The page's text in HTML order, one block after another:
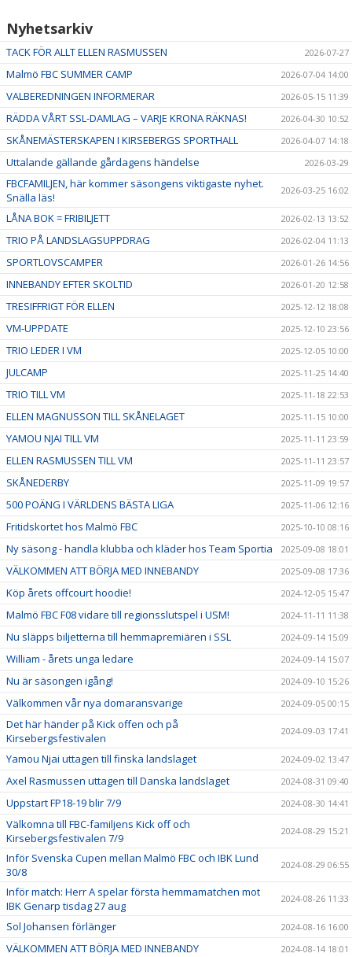
Nyhetsarkiv
TACK FÖR ALLT ELLEN RASMUSSEN 2026-07-27
Malmö FBC SUMMER CAMP 2026-07-04 14:00
VALBEREDNINGEN INFORMERAR 2026-05-15 11:39
RÄDDA VÅRT SSL-DAMLAG – VARJE KRONA RÄKNAS! 2026-04-30 10:52
SKÅNEMÄSTERSKAPEN I KIRSEBERGS SPORTHALL 2026-04-07 14:18
Uttalande gällande gårdagens händelse 2026-03-29
FBCFAMILJEN, här kommer säsongens viktigaste nyhet.
Snälla läs!
2026-03-25 16:02
LÅNA BOK = FRIBILJETT 2026-02-13 13:52
TRIO PÅ LANDSLAGSUPPDRAG 2026-02-04 11:13
SPORTLOVSCAMPER 2026-01-26 14:56
INNEBANDY EFTER SKOLTID 2026-01-20 12:58
TRESIFFRIGT FÖR ELLEN 2025-12-12 18:08
VM-UPPDATE 2025-12-10 23:56
TRIO LEDER I VM 2025-12-05 10:00
JULCAMP 2025-11-25 14:40
TRIO TILL VM 2025-11-18 22:53
ELLEN MAGNUSSON TILL SKÅNELAGET 2025-11-15 10:00
YAMOU NJAI TILL VM 2025-11-11 23:59
ELLEN RASMUSSEN TILL VM 2025-11-11 23:57
SKÅNEDERBY 2025-11-09 19:57
500 POÄNG I VÄRLDENS BÄSTA LIGA 2025-11-06 12:16
Fritidskortet hos Malmö FBC 2025-10-10 08:16
Ny säsong - handla klubba och kläder hos Team Sportia 2025-09-08 18:01
VÄLKOMMEN ATT BÖRJA MED INNEBANDY 2025-09-08 17:36
Köp årets offcourt hoodie! 2024-12-05 15:47
Malmö FBC F08 vidare till regionsslutspel i USM! 2024-11-11 11:38
Nu släpps biljetterna till hemmapremiären i SSL 2024-09-14 15:09
William - årets unga ledare 2024-09-14 15:07
Nu är säsongen igång! 2024-09-10 15:26
Välkommen vår nya domaransvarige 2024-09-05 00:15
Det här händer på Kick offen och på
Kirsebergsfestivalen
2024-09-03 17:41
Yamou Njai uttagen till finska landslaget 2024-09-02 13:47
Axel Rasmussen uttagen till Danska landslaget 2024-08-31 09:40
Uppstart FP18-19 blir 7/9 2024-08-30 14:41
Välkomna till FBC-familjens Kick off och
Kirsebergsfestivalen 7/9
2024-08-29 15:21
Inför Svenska Cupen mellan Malmö FBC och IBK Lund
30/8
2024-08-29 06:55
Inför match: Herr A spelar första hemmamatchen mot
IBK Genarp tisdag 27 aug
2024-08-26 11:33
Sol Johansen förlänger 2024-08-16 16:00
VÄLKOMMEN ATT BÖRJA MED INNEBANDY 2024-08-14 18:01